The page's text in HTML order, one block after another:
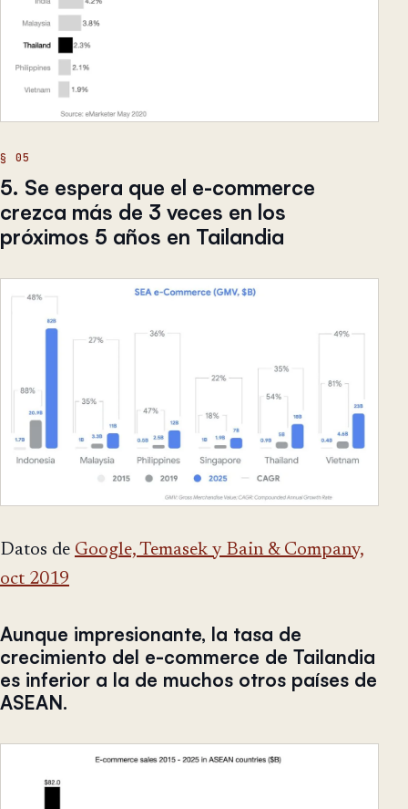
5. Se espera que el e-commerce
crezca más de 3 veces en los
próximos 5 años en Tailandia
Datos de Google, Temasek y Bain & Company,
oct 2019
Aunque impresionante, la tasa de
crecimiento del e-commerce de Tailandia
es inferior a la de muchos otros países de
ASEAN.